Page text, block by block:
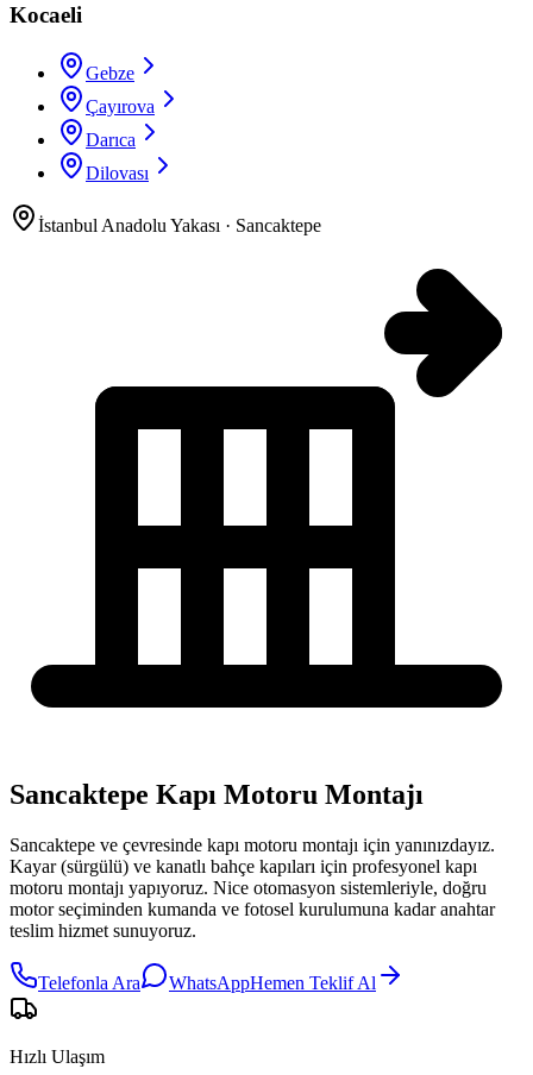
Kocaeli
Gebze
Çayırova
Darıca
Dilovası
İstanbul Anadolu Yakası · Sancaktepe
Sancaktepe Kapı Motoru Montajı
Sancaktepe ve çevresinde kapı motoru montajı için yanınızdayız.
Kayar (sürgülü) ve kanatlı bahçe kapıları için profesyonel kapı
motoru montajı yapıyoruz. Nice otomasyon sistemleriyle, doğru
motor seçiminden kumanda ve fotosel kurulumuna kadar anahtar
teslim hizmet sunuyoruz.
Telefonla Ara WhatsAppHemen Teklif Al
Hızlı Ulaşım